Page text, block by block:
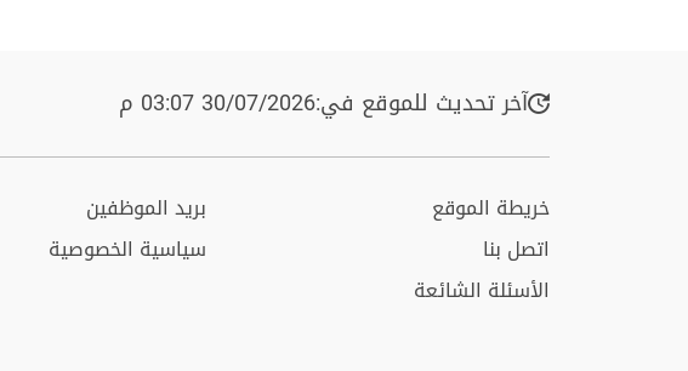
آخر تحديث للموقع في:30/07/2026 03:07 م
خريطة الموقع
اتصل بنا
الأسئلة الشائعة
بريد الموظفين
سياسية الخصوصية